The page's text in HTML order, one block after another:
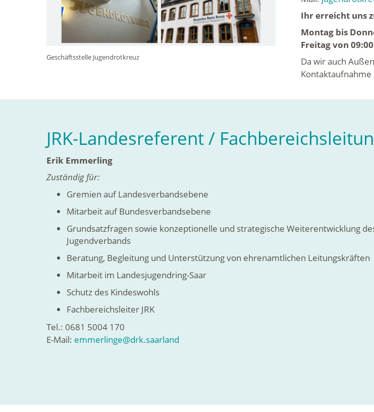
Geschäftsstelle Jugendrotkreuz
Ihr erreicht uns
Montag bis
Freitag von
Da wir auch
Kontaktaufnahme
JRK-Landesreferent /
Erik Emmerling
Zuständig für:
Gremien auf Landesverbandsebene
Mitarbeit auf Bundesverbandsebene
Grundsatzfragen sowie konzeptionelle und strategische Weiterentwicklung
Jugendverbands
Beratung, Begleitung und Unterstützung von ehrenamtlichen Leitungskräften
Mitarbeit im Landesjugendring-Saar
Schutz des Kindeswohls
Fachbereichsleiter JRK
Tel.: 0681 5004 170
E-Mail: emmerlinge@drk.saarland